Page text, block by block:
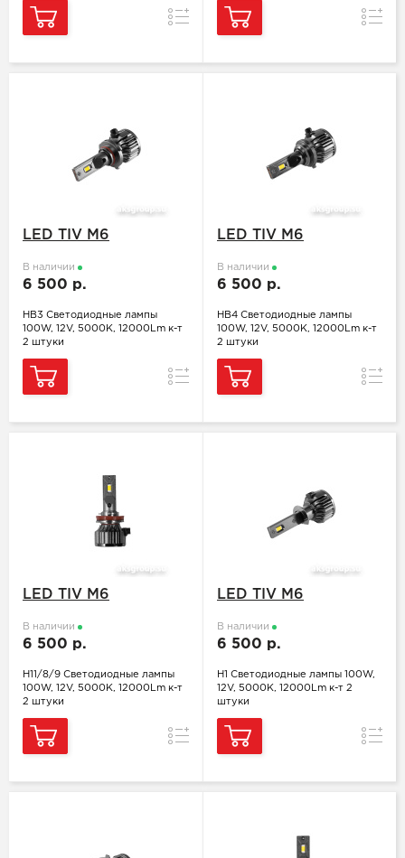
Сравнение
LED TIV M6
В наличии
6 500 р.
HB3 Светодиодные лампы
100W, 12V, 5000K, 12000Lm к-т
2 штуки
Сравнение
LED TIV M6
В наличии
6 500 р.
HB4 Светодиодные лампы
100W, 12V, 5000K, 12000Lm к-т
2 штуки
LED TIV M6
В наличии
6 500 р.
H11/8/9 Светодиодные лампы
100W, 12V, 5000K, 12000Lm к-т
2 штуки
Сравнение
LED TIV M6
В наличии
6 500 р.
H1 Светодиодные лампы 100W,
12V, 5000K, 12000Lm к-т 2
штуки